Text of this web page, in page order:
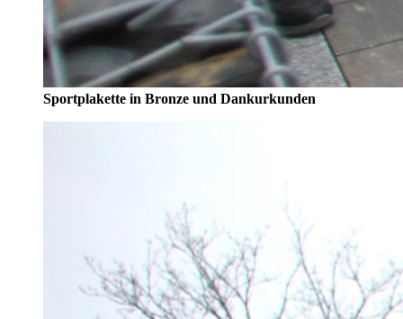
Sportplakette in Bronze und Dankurkunden